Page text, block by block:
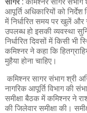
आपूर्ति अधिकारियों को
में निर्धारित समय पर खुलें और
उपलब्ध हो इसकी व्यवस्था
निर्धारित दिवसों में किसी भी
कमिश्नर ने कहा कि
मुहैया होना चाहिए।
कमिश्नर सागर संभाग श्री
नागरिक आपूर्ति विभाग की
समीक्षा बैठक में कमिश्नर ने
की जिलेवार समीक्षा की।